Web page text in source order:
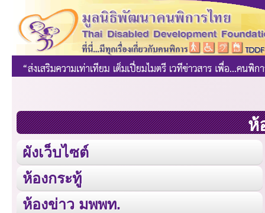
ห้
ผังเว็บไซต์
ห้องกระทู้
ห้องข่าว มพพท.